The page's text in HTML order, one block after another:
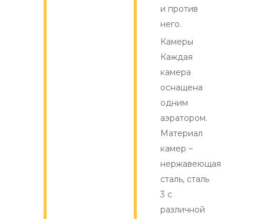
и против
него.
Камеры
Каждая
камера
оснащена
одним
аэратором.
Материал
камер –
нержавеющая
сталь, сталь
3 с
различной